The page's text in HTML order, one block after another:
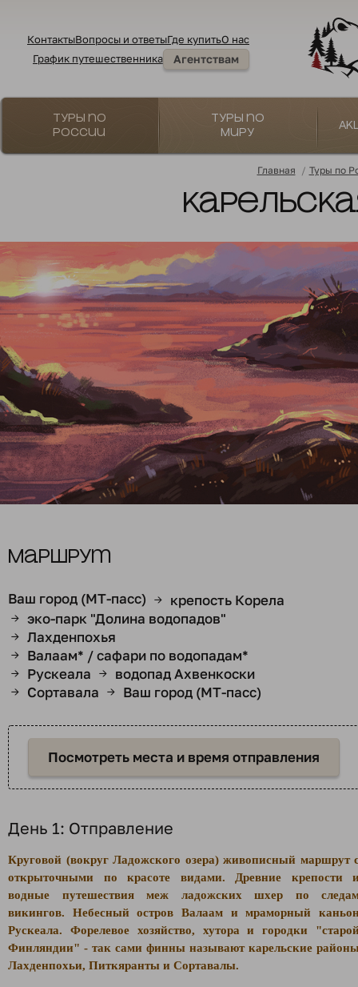
КонтактыВопросы и ответыГде купитьО нас
График путешественника
Агентствам
Туры по
России
Туры по
миру
Главная / Туры по
Маршрут
Ваш город (МТ-пасс) → крепость Корела
→ эко-парк "Долина водопадов"
→ Лахденпохья
→ Валаам* / сафари по водопадам*
→ Рускеала → водопад Ахвенкоски
→ Сортавала → Ваш город (МТ-пасс)
Посмотреть места и время отправления
День 1: Отправление
Круговой (вокруг Ладожского озера) живописный маршрут
открыточными по красоте видами. Древние крепости
водные путешествия меж ладожских шхер по
викингов. Небесный остров Валаам и мраморный
Рускеала. Форелевое хозяйство, хутора и городки
Финляндии" - так сами финны называют карельские
Лахденпохьи, Питкяранты и Сортавалы.